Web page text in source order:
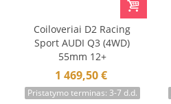
Coiloveriai D2 Racing
Sport AUDI Q3 (4WD)
55mm 12+
1 469,50 €
Pristatymo terminas: 3-7 d.d.